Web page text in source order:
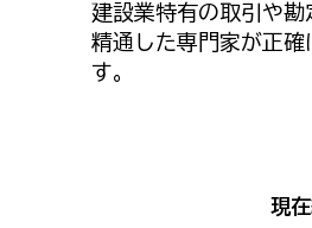
建設業特有の取引や勘
精通した専門家が正確
す。
現